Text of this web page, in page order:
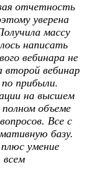
отчетность
уверена
массу
написать
вебинара не
второй вебинар
прибыли.
на высшем
объеме
Все с
базу.
умение
всем